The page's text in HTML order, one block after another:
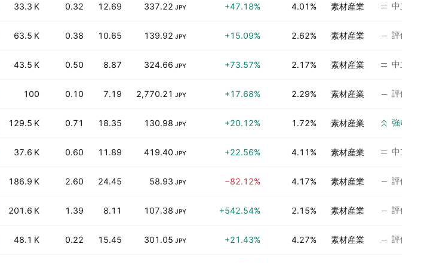
33.3 K 0.32 12.69 337.22 JPY +47.18% 4.01% 素材産業 中立
63.5 K 0.38 10.65 139.92 JPY +15.09% 2.62% 素材産業 評価な
43.5 K 0.50 8.87 324.66 JPY +73.57% 2.17% 素材産業 中立
100 0.10 7.19 2,770.21 JPY +17.68% 2.29% 素材産業 評価な
129.5 K 0.71 18.35 130.98 JPY +20.12% 1.72% 素材産業 強い買
37.6 K 0.60 11.89 419.40 JPY +22.56% 4.11% 素材産業 中立
186.9 K 2.60 24.45 58.93 JPY −82.12% 4.17% 素材産業 評価な
201.6 K 1.39 8.11 107.38 JPY +542.54% 2.15% 素材産業 評価な
48.1 K 0.22 15.45 301.05 JPY +21.43% 4.27% 素材産業 評価な